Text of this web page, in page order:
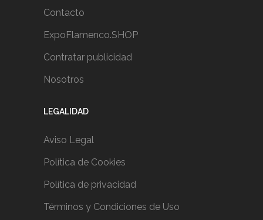
Contacto
ExpoFlamenco.SHOP
Contratar publicidad
Nosotros
LEGALIDAD
Aviso Legal
Política de Cookies
Política de privacidad
Términos y Condiciones de Uso